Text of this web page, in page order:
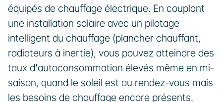
équipés de chauffage électrique. En couplant
une installation solaire avec un pilotage
intelligent du chauffage (plancher chauffant,
radiateurs à inertie), vous pouvez atteindre des
taux d'autoconsommation élevés même en mi-
saison, quand le soleil est au rendez-vous mais
les besoins de chauffage encore présents.